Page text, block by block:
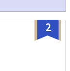
離を詰めてく
では一年を切っ
毎日7:00・
2